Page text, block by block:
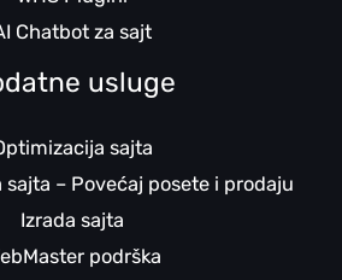
Chatbot za sajt
usluge
sajta
sajta – Povećaj posete i prodaju
Izrada sajta
podrška